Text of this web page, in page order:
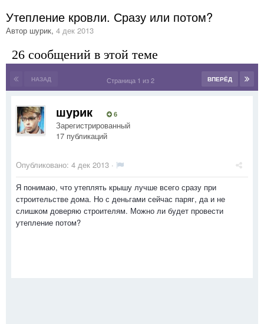
Утепление кровли. Сразу или потом?
Автор шурик, 4 дек 2013
26 сообщений в этой теме
НАЗАД ВПЕРЁД
Страница 1 из 2
шурик 6
Зарегистрированный
17 публикаций
Опубликовано: 4 дек 2013 ·
Я понимаю, что утеплять крышу лучше всего сразу при
строительстве дома. Но с деньгами сейчас паряг, да и не
слишком доверяю строителям. Можно ли будет провести
утепление потом?